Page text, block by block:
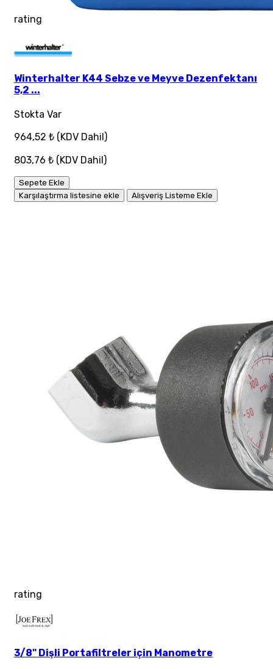
rating
Winterhalter K44 Sebze ve Meyve Dezenfektanı
5,2 ...
Stokta Var
964,52 ₺ (KDV Dahil)
803,76 ₺ (KDV Dahil)
Sepete Ekle
Karşılaştırma listesine ekle
Alışveriş Listeme Ekle
rating
3/8" Dişli Portafiltreler için Manometre